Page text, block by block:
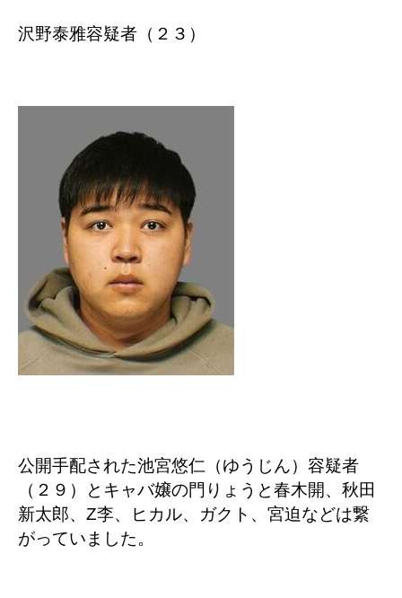
沢野泰雅容疑者（２３）
公開手配された池宮悠仁（ゆうじん）容疑者
（２９）とキャバ嬢の門りょうと春木開、秋田
新太郎、Z李、ヒカル、ガクト、宮迫などは繋
がっていました。